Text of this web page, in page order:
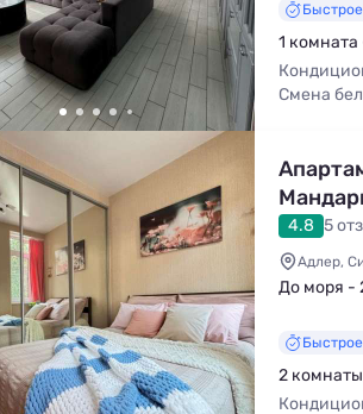
1 комната
Смена
4.8 5
Адлер,
До моря -
2 комнаты